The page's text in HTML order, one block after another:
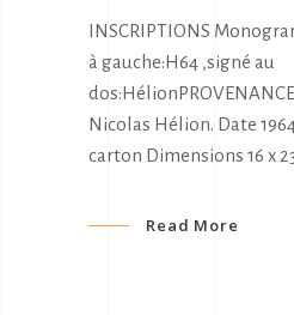
INSCRIPTIONS
à gauche:H64 ,signé au
Nicolas Hélion. Date
carton Dimensions 16 x
Read More